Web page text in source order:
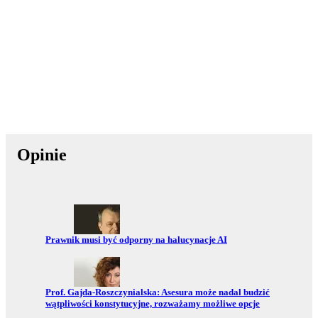
Opinie
Przejdź do:
Prawnik musi być odporny na halucynacje AI
Przejdź do:
Prof. Gajda-Roszczynialska: Asesura może nadal budzić
wątpliwości konstytucyjne, rozważamy możliwe opcje